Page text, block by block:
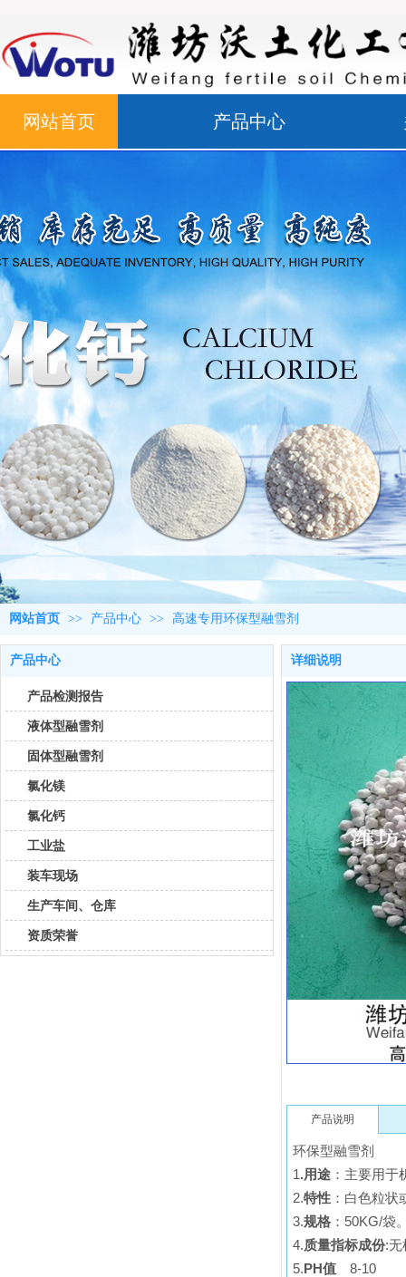
网站首页 产品中心
网站首页 >> 产品中心 >> 高速专用环保型融雪剂
产品中心
产品检测报告
液体型融雪剂
固体型融雪剂
氯化镁
氯化钙
工业盐
装车现场
生产车间、仓库
资质荣誉
详细说明
产品说明
环保型融雪剂
1.用途 ：主要用
2.特性 ：白色粒状
3.规格 ：50KG/袋
4.质量指标成份:无
5.PH值 8-10